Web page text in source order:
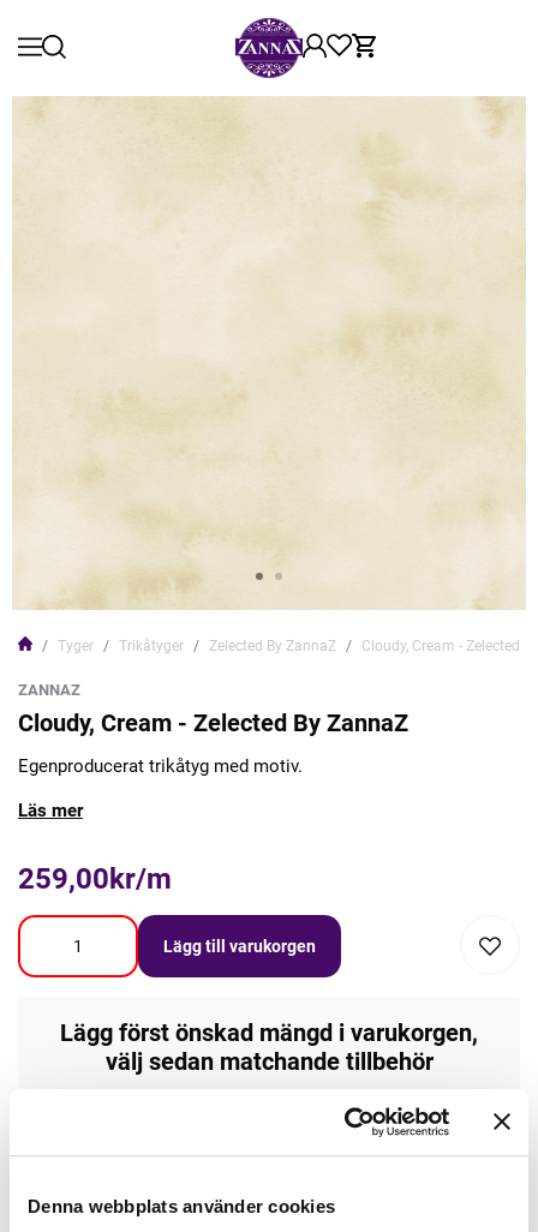
Denna webbplats använder cookies
Tyger Trikåtyger Zelected By ZannaZ Cloudy, Cream - Zelected
ZANNAZ
Cloudy, Cream - Zelected By ZannaZ
Egenproducerat trikåtyg med motiv.
Läs mer
259,00kr/m
Lägg till varukorgen
Lägg först önskad mängd i varukorgen,
välj sedan matchande tillbehör
Tråd matchande +45,00kr
Mudd matchande +39,50kr